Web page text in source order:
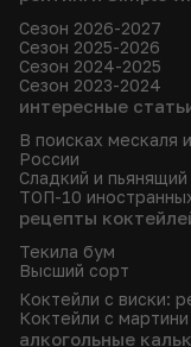
Сезон 2026-2027
Сезон 2025-2026
Сезон 2024-2025
Сезон 2023-2024
интересные
В поисках мескаля
России
Сладкий и
ТОП-10
рецепты
Текила бум
Высший сорт
Коктейли с виски:
Коктейли с мартини
алкогольные